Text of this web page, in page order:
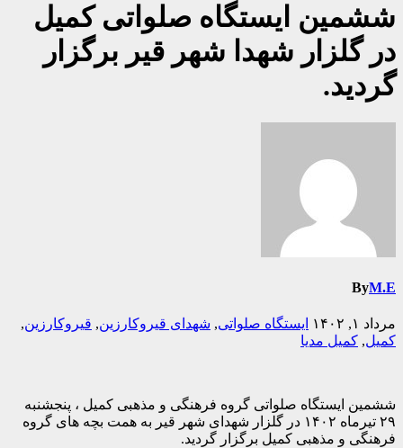
ششمین ایستگاه صلواتی کمیل
در گلزار شهدا شهر قیر برگزار
گردید.
ByM.E
مرداد ۱, ۱۴۰۲ ایستگاه صلواتی, شهدای قیروکارزین, قیروکارزین,
کمیل, کمیل مدیا
ششمین ایستگاه صلواتی گروه فرهنگی و مذهبی کمیل ، پنجشنبه
۲۹ تیرماه ۱۴۰۲ در گلزار شهدای شهر قیر به همت بچه های گروه
فرهنگی و مذهبی کمیل برگزار گردید.